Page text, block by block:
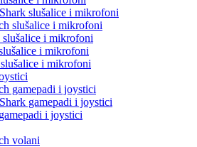
slušalice i mikrofoni
slušalice i mikrofoni
slušalice i mikrofoni
i mikrofoni
i mikrofoni
gamepadi i joystici
gamepadi i joystici
i joystici
volani